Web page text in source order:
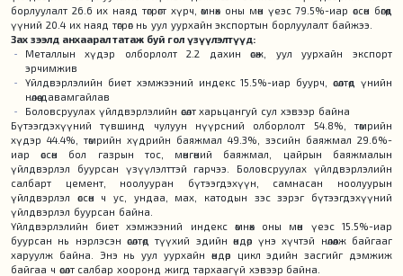
борлуулалт 26.6 их наяд төгрөгт хүрч, өмнөх оны мөн үеэс 79.5%-иар өссөн бөгөөд
үүний 20.4 их наяд төгрөг нь уул уурхайн экспортын борлуулалт байжээ.
Зах зээлд анхаарал татаж буй гол үзүүлэлтүүд:
Металлын хүдэр олборлолт 2.2 дахин өсөж, уул уурхайн экспорт
эрчимжив
Үйлдвэрлэлийн биет хэмжээний индекс 15.5%-иар буурч, өсөлтөд үнийн
нөлөө давамгайлав
Боловсруулах үйлдвэрлэлийн өсөлт харьцангуй сул хэвээр байна
Бүтээгдэхүүний түвшинд чулуун нүүрсний олборлолт 54.8%, төмрийн
хүдэр 44.4%, төмрийн хүдрийн баяжмал 49.3%, зэсийн баяжмал 29.6%-
иар өссөн бол газрын тос, мөнгөний баяжмал, цайрын баяжмалын
үйлдвэрлэл буурсан үзүүлэлттэй гарчээ. Боловсруулах үйлдвэрлэлийн
салбарт цемент, ноолууран бүтээгдэхүүн, самнасан ноолуурын
үйлдвэрлэл өссөн ч ус, ундаа, мах, катодын зэс зэрэг бүтээгдэхүүний
үйлдвэрлэл буурсан байна.
Үйлдвэрлэлийн биет хэмжээний индекс өмнөх оны мөн үеэс 15.5%-иар
буурсан нь нэрлэсэн өсөлтөд түүхий эдийн өндөр үнэ хүчтэй нөлөөлж байгааг
харуулж байна. Энэ нь уул уурхайн өндөр цикл эдийн засгийг дэмжиж
байгаа ч өсөлт салбар хооронд жигд тархаагүй хэвээр байна.